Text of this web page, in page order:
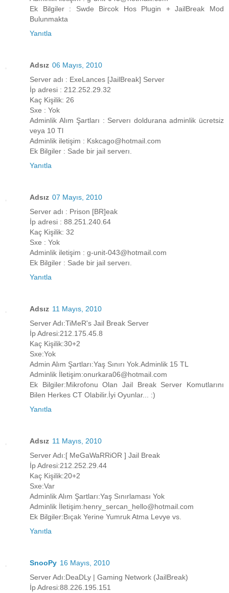
Ek Bilgiler : Swde Bircok Hos Plugin + JailBreak Mod
Bulunmakta
Yanıtla
Adsız 06 Mayıs, 2010
Server adı : ExeLances [JailBreak] Server
İp adresi : 212.252.29.32
Kaç Kişilik: 26
Sxe : Yok
Adminlik Alım Şartları : Serverı doldurana adminlik ücretsiz
veya 10 Tl
Adminlik iletişim : Kskcago@hotmail.com
Ek Bilgiler : Sade bir jail serverı.
Yanıtla
Adsız 07 Mayıs, 2010
Server adı : Prison [BR]eak
İp adresi : 88.251.240.64
Kaç Kişilik: 32
Sxe : Yok
Adminlik iletişim : g-unit-043@hotmail.com
Ek Bilgiler : Sade bir jail serverı.
Yanıtla
Adsız 11 Mayıs, 2010
Server Adı:TiMeR's Jail Break Server
İp Adresi:212.175.45.8
Kaç Kişilik:30+2
Sxe:Yok
Admin Alım Şartları:Yaş Sınırı Yok.Adminlik 15 TL
Adminlik İletişim:onurkara06@hotmail.com
Ek Bilgiler:Mikrofonu Olan Jail Break Server Komutlarını
Bilen Herkes CT Olabilir.İyi Oyunlar... :)
Yanıtla
Adsız 11 Mayıs, 2010
Server Adı:[ MeGaWaRRiOR ] Jail Break
İp Adresi:212.252.29.44
Kaç Kişilik:20+2
Sxe:Var
Adminlik Alım Şartları:Yaş Sınırlaması Yok
Adminlik İletişim:henry_sercan_hello@hotmail.com
Ek Bilgiler:Bıçak Yerine Yumruk Atma Levye vs.
Yanıtla
SnooPy 16 Mayıs, 2010
Server Adı:DeaDLy | Gaming Network (JailBreak)
İp Adresi:88.226.195.151